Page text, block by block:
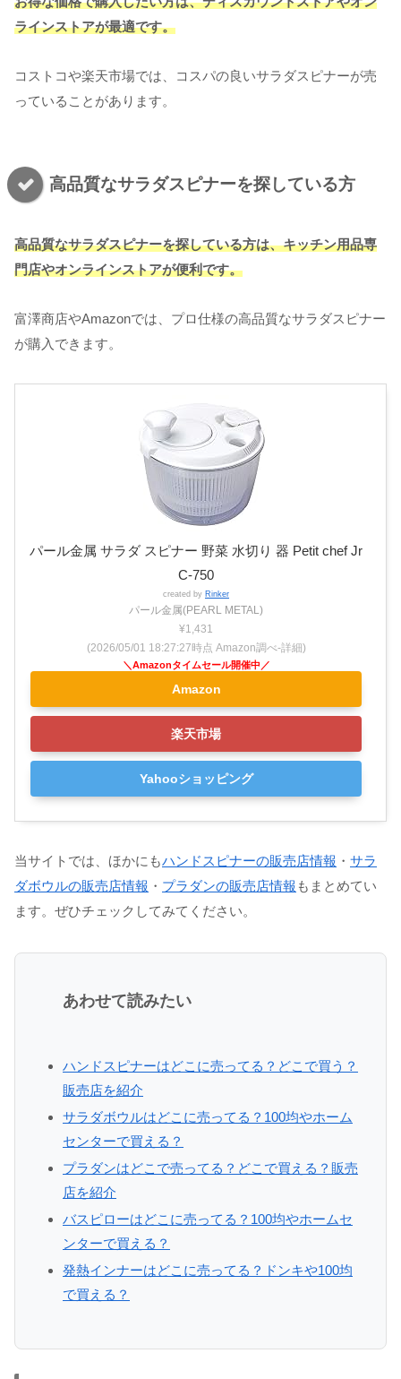
ラインストアが最適です。
コストコや楽天市場では、コスパの良いサラダスピナーが売
っていることがあります。
高品質なサラダスピナーを探している方
高品質なサラダスピナーを探している方は、キッチン用品専
門店やオンラインストアが便利です。
富澤商店やAmazonでは、プロ仕様の高品質なサラダスピナー
が購入できます。
パール金属 サラダ スピナー 野菜 水切り 器 Petit chef Jr
C-750
created by Rinker
パール金属(PEARL METAL)
¥1,431
(2026/05/01 18:27:27時点 Amazon調べ-詳細)
Amazon
楽天市場
Yahooショッピング
当サイトでは、ほかにもハンドスピナーの販売店情報 ・ サラ
ダボウルの販売店情報 ・ プラダンの販売店情報 もまとめてい
ます。ぜひチェックしてみてください。
あわせて読みたい
ハンドスピナーはどこに売ってる？どこで買う？
販売店を紹介
サラダボウルはどこに売ってる？100均やホーム
センターで買える？
プラダンはどこで売ってる？どこで買える？販売
店を紹介
バスピローはどこに売ってる？100均やホームセ
ンターで買える？
発熱インナーはどこに売ってる？ドンキや100均
で買える？